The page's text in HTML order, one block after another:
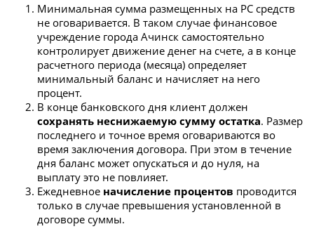
Минимальная сумма размещенных на РС средств
не оговаривается. В таком случае финансовое
учреждение города Ачинск самостоятельно
контролирует движение денег на счете, а в конце
расчетного периода (месяца) определяет
минимальный баланс и начисляет на него
процент.
В конце банковского дня клиент должен
сохранять неснижаемую сумму остатка. Размер
последнего и точное время оговариваются во
время заключения договора. При этом в течение
дня баланс может опускаться и до нуля, на
выплату это не повлияет.
Ежедневное начисление процентов проводится
только в случае превышения установленной в
договоре суммы.